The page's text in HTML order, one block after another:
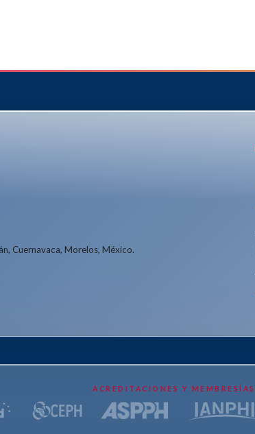
Cuernavaca, Morelos, México.
ACREDITACIONES Y MEMBRESÍAS